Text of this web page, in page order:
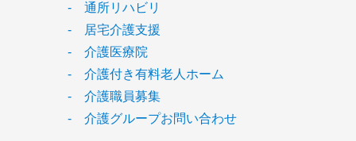
- 通所リハビリ
- 居宅介護支援
- 介護医療院
- 介護付き有料老人ホーム
- 介護職員募集
- 介護グループお問い合わせ